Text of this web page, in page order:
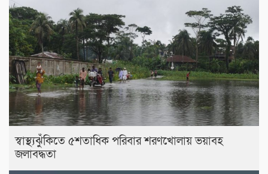
স্বাস্থ্যঝুঁকিতে ৫শতাধিক পরিবার শরণখোলায় ভয়াবহ
জলাবদ্ধতা